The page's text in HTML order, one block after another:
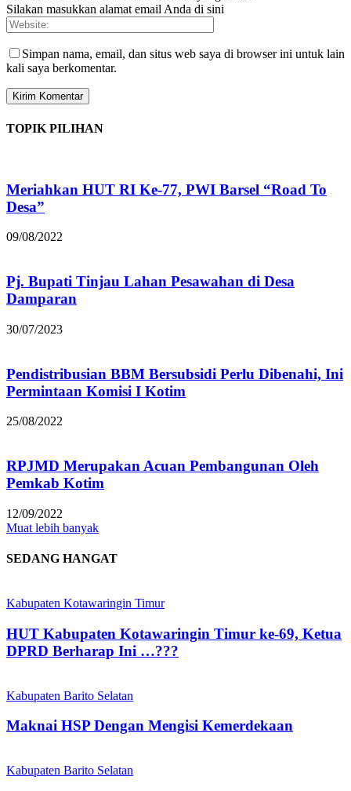
Silakan masukkan alamat email Anda di sini
Simpan nama, email, dan situs web saya di browser ini untuk lain
kali saya berkomentar.
TOPIK PILIHAN
Meriahkan HUT RI Ke-77, PWI Barsel “Road To
Desa”
09/08/2022
Pj. Bupati Tinjau Lahan Pesawahan di Desa
Damparan
30/07/2023
Pendistribusian BBM Bersubsidi Perlu Dibenahi, Ini
Permintaan Komisi I Kotim
25/08/2022
RPJMD Merupakan Acuan Pembangunan Oleh
Pemkab Kotim
12/09/2022
Muat lebih banyak
SEDANG HANGAT
Kabupaten Kotawaringin Timur
HUT Kabupaten Kotawaringin Timur ke-69, Ketua
DPRD Berharap Ini …???
Kabupaten Barito Selatan
Maknai HSP Dengan Mengisi Kemerdekaan
Kabupaten Barito Selatan